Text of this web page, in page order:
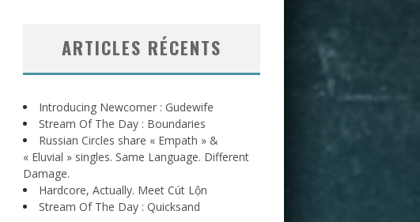
ARTICLES RÉCENTS
Introducing Newcomer : Gudewife
Stream Of The Day : Boundaries
Russian Circles share « Empath » &
« Eluvial » singles. Same Language. Different
Damage.
Hardcore, Actually. Meet Cút Lộn
Stream Of The Day : Quicksand